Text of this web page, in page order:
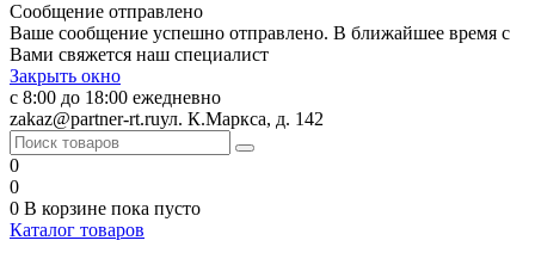
Сообщение отправлено
Ваше сообщение успешно отправлено. В ближайшее время с
Вами свяжется наш специалист
Закрыть окно
с 8:00 до 18:00 ежедневно
zakaz@partner-rt.ruул. К.Маркса, д. 142
0
0
0 В корзине пока пусто
Каталог товаров